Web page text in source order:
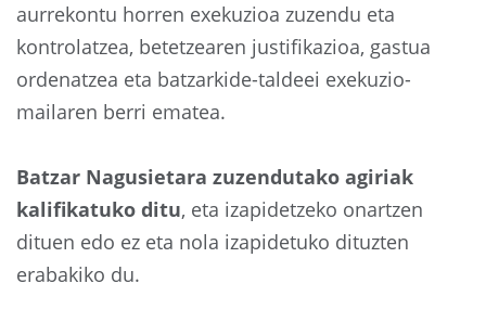
aurrekontu horren exekuzioa zuzendu eta
kontrolatzea, betetzearen justifikazioa, gastua
ordenatzea eta batzarkide-taldeei exekuzio-
mailaren berri ematea.
Batzar Nagusietara zuzendutako agiriak
kalifikatuko ditu, eta izapidetzeko onartzen
dituen edo ez eta nola izapidetuko dituzten
erabakiko du.